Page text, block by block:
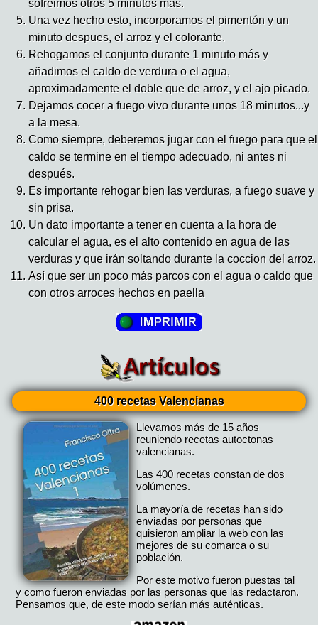
sofreimos otros 5 minutos mas.
Una vez hecho esto, incorporamos el pimentón y un
minuto despues, el arroz y el colorante.
Rehogamos el conjunto durante 1 minuto más y
añadimos el caldo de verdura o el agua,
aproximadamente el doble que de arroz, y el ajo picado.
Dejamos cocer a fuego vivo durante unos 18 minutos...y
a la mesa.
Como siempre, deberemos jugar con el fuego para que el
caldo se termine en el tiempo adecuado, ni antes ni
después.
Es importante rehogar bien las verduras, a fuego suave y
sin prisa.
Un dato importante a tener en cuenta a la hora de
calcular el agua, es el alto contenido en agua de las
verduras y que irán soltando durante la coccion del arroz.
Así que ser un poco más parcos con el agua o caldo que
con otros arroces hechos en paella
400 recetas Valencianas
Llevamos más de 15 años
reuniendo recetas autoctonas
valencianas.
Las 400 recetas constan de dos
volúmenes.
La mayoría de recetas han sido
enviadas por personas que
quisieron ampliar la web con las
mejores de su comarca o su
población.
Por este motivo fueron puestas tal
y como fueron enviadas por las personas que las redactaron.
Pensamos que, de este modo serían más auténticas.